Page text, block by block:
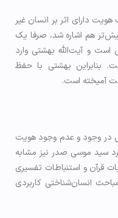
دارای اثر بر انسان غیر
هم اشاره شد، صرفا یک
است و آیت‌الله بهشتی وارد
بنابراین بهشتی با حفظ
آمیخته است.
در وجود و عدم وجود هویت
سید موسی صدر نیز مشابه
قرآن و استنباطات تفسیری
انسان‌­شناختی کاربردی